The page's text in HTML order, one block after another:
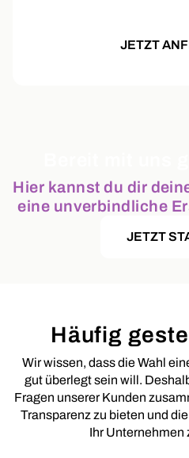
JETZT
Hier kannst du dir
eine unverbindliche
JETZT
Häufig
Wir wissen, dass die Wahl
gut überlegt sein will.
Fragen unserer Kunden
Transparenz zu bieten und
Ihr Unternehmen